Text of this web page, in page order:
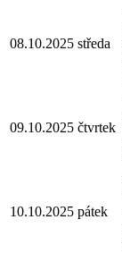
08.10.2025 středa
09.10.2025 čtvrtek
10.10.2025 pátek